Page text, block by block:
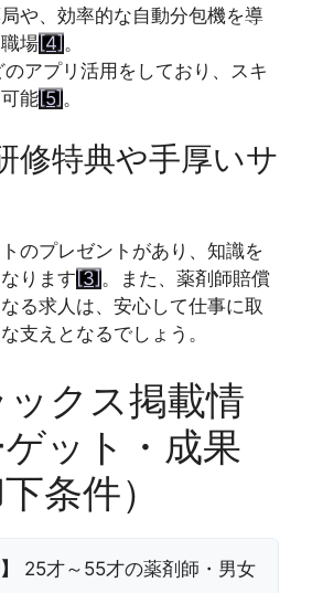
や、効率的な自動分包機を導
場[4]。
アプリ活用をしており、スキ
能[5]。
修特典や手厚いサ
のプレゼントがあり、知識を
ります[3]。また、薬剤師賠償
る求人は、安心して仕事に取
支えとなるでしょう。
クス掲載情
ット・成果
条件）
25才～55才の薬剤師・男女